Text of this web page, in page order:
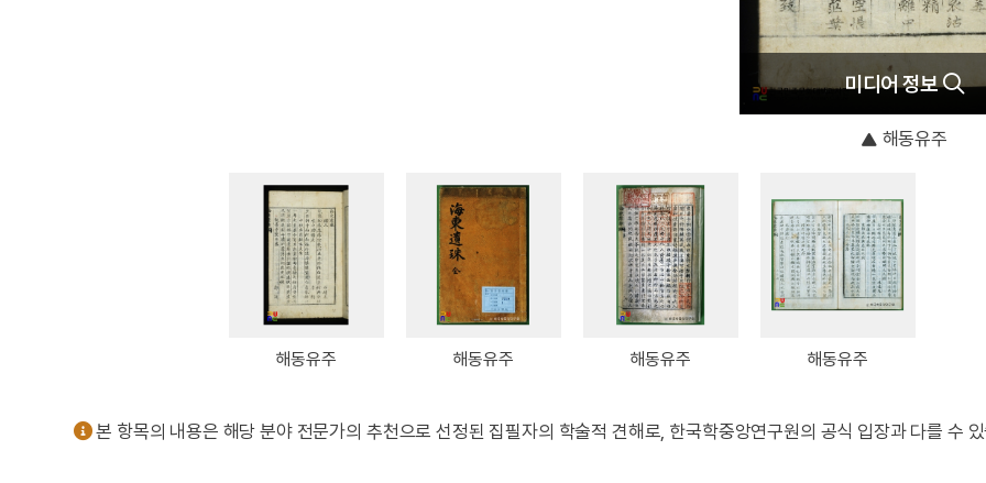
미디어 정보
해동유주
해동유주 해동유주 해동유주 해동유주
본 항목의 내용은 해당 분야 전문가의 추천으로 선정된 집필자의 학술적 견해로, 한국학중앙연구원의 공식 입장과 다를 수